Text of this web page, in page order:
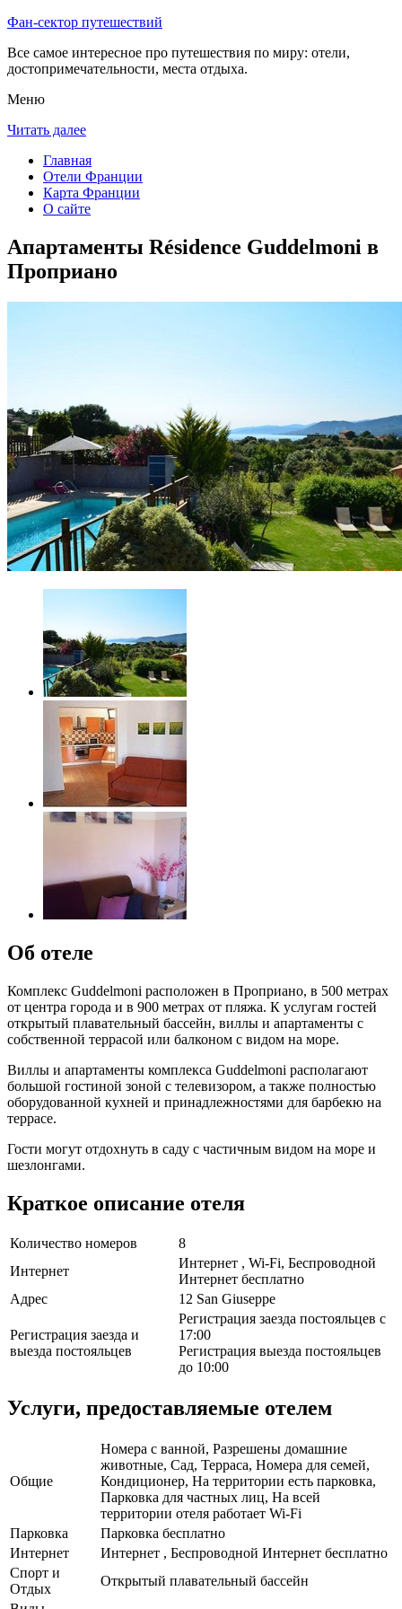
Фан-сектор путешествий
Все самое интересное про путешествия по миру: отели,
достопримечательности, места отдыха.
Меню
Читать далее
Главная
Отели Франции
Карта Франции
О сайте
Апартаменты Résidence Guddelmoni в
Проприано
Об отеле
Комплекс Guddelmoni расположен в Проприано, в 500 метрах
от центра города и в 900 метрах от пляжа. К услугам гостей
открытый плавательный бассейн, виллы и апартаменты с
собственной террасой или балконом с видом на море.
Виллы и апартаменты комплекса Guddelmoni располагают
большой гостиной зоной с телевизором, а также полностью
оборудованной кухней и принадлежностями для барбекю на
террасе.
Гости могут отдохнуть в саду с частичным видом на море и
шезлонгами.
Краткое описание отеля
Количество номеров
8
Интернет
Интернет , Wi-Fi, Беспроводной
Интернет бесплатно
Адрес
12 San Giuseppe
Регистрация заезда и
выезда постояльцев
Регистрация заезда постояльцев с
17:00
Регистрация выезда постояльцев
до 10:00
Услуги, предоставляемые отелем
Общие
Номера с ванной, Разрешены домашние
животные, Сад, Терраса, Номера для семей,
Кондиционер, На территории есть парковка,
Парковка для частных лиц, На всей
территории отеля работает Wi-Fi
Парковка
Парковка бесплатно
Интернет
Интернет , Беспроводной Интернет бесплатно
Спорт и
Отдых
Открытый плавательный бассейн